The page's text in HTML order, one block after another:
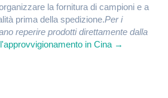
la fornitura di campioni e a
prima della spedizione.Per i
reperire prodotti direttamente dalla
in Cina →